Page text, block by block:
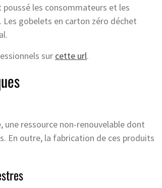
les consommateurs et les
gobelets en carton zéro déchet
sur cette url.
ressource non-renouvelable dont
En outre, la fabrication de ces produits